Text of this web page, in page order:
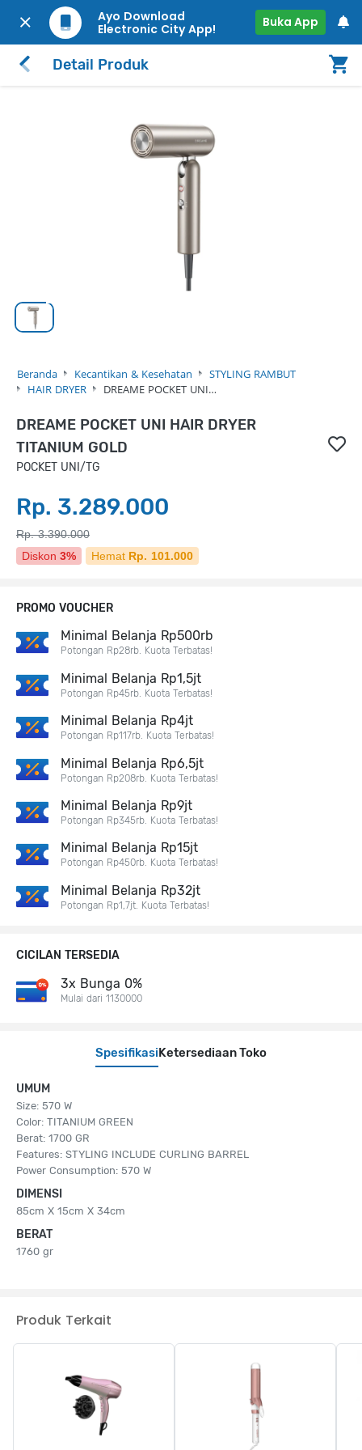
Ayo Download
Electronic City App!
Buka App
Detail Produk
Beranda Kecantikan & Kesehatan
STYLING RAMBUT
HAIR DRYER
DREAME POCKET UNI…
DREAME POCKET UNI HAIR DRYER
TITANIUM GOLD
POCKET UNI/TG
Rp. 3.289.000
Rp. 3.390.000
Diskon 3% Hemat Rp. 101.000
SpesifikasiKetersediaan Toko
UMUM
Size: 570 W
Color: TITANIUM GREEN
Berat: 1700 GR
Features: STYLING INCLUDE CURLING BARREL
Power Consumption: 570 W
DIMENSI
85cm X 15cm X 34cm
BERAT
1760 gr
PROMO VOUCHER
Minimal Belanja Rp500rb
Potongan Rp28rb. Kuota Terbatas!
Minimal Belanja Rp1,5jt
Potongan Rp45rb. Kuota Terbatas!
Minimal Belanja Rp4jt
Potongan Rp117rb. Kuota Terbatas!
Minimal Belanja Rp6,5jt
Potongan Rp208rb. Kuota Terbatas!
Minimal Belanja Rp9jt
Potongan Rp345rb. Kuota Terbatas!
Minimal Belanja Rp15jt
Potongan Rp450rb. Kuota Terbatas!
Minimal Belanja Rp32jt
Potongan Rp1,7jt. Kuota Terbatas!
CICILAN TERSEDIA
3x Bunga 0%
Mulai dari 1130000
Produk Terkait